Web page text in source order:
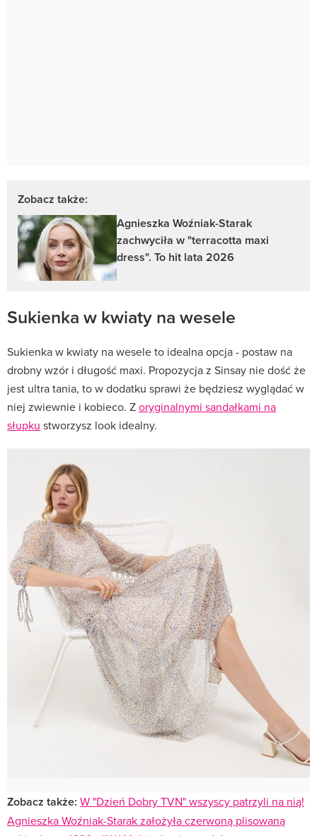
Zobacz także:
Agnieszka Woźniak-Starak
zachwyciła w "terracotta maxi
dress". To hit lata 2026
Sukienka w kwiaty na wesele
Sukienka w kwiaty na wesele to idealna opcja - postaw na
drobny wzór i długość maxi. Propozycja z Sinsay nie dość że
jest ultra tania, to w dodatku sprawi że będziesz wyglądać w
niej zwiewnie i kobieco. Zoryginalnymi sandałkami na
słupku stworzysz look idealny.
Zobacz także: W "Dzień Dobry TVN" wszyscy patrzyli na nią!
Agnieszka Woźniak-Starak założyła czerwoną plisowaną